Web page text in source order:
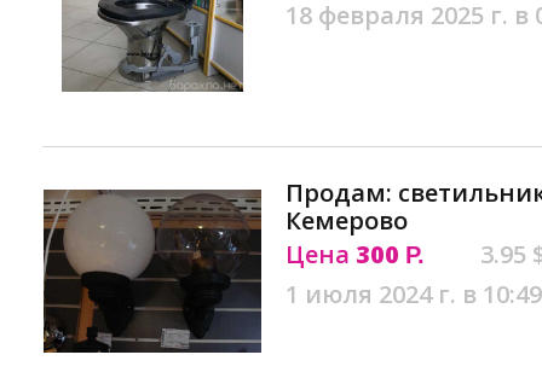
18 февраля 2025 г. в
Продам:
Кемерово
Цена 300 Р.
3.95
1 июля 2024 г. в 10:49